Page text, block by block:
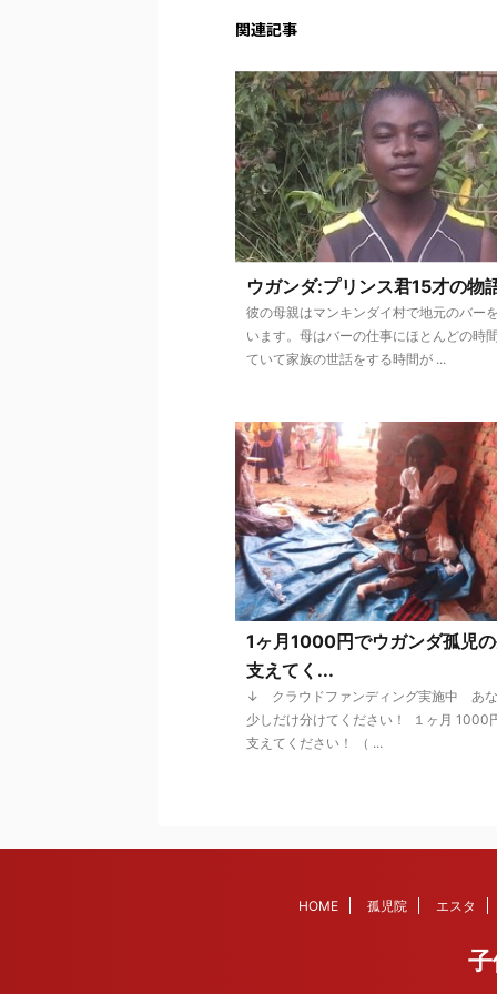
関連記事
ウガンダ:プリンス君15才の物
彼の母親はマンキンダイ村で地元のバー
います。母はバーの仕事にほとんどの時
ていて家族の世話をする時間が ...
1ヶ月1000円でウガンダ孤児
支えてく...
↓ クラウドファンディング実施中 あ
少しだけ分けてください！ １ヶ月 1000
支えてください！ （ ...
HOME 孤児院 エスタ